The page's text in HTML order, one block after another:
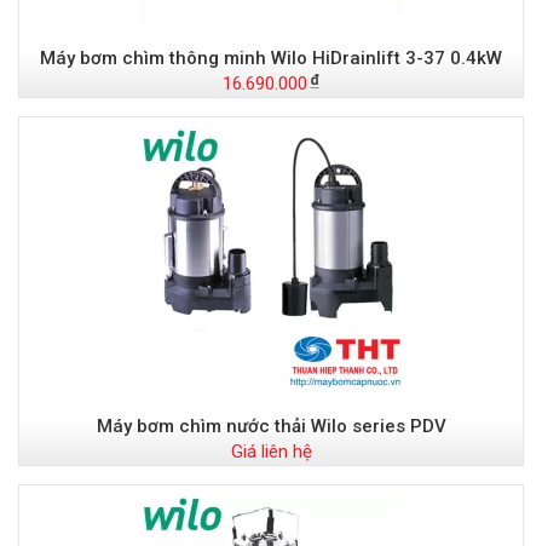
Máy bơm chìm thông minh Wilo HiDrainlift 3-37 0.4kW
16.690.000
Máy bơm chìm nước thải Wilo series PDV
Giá liên hệ